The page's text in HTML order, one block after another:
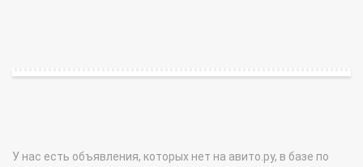
У нас есть объявления, которых нет на авито.ру, в базе по